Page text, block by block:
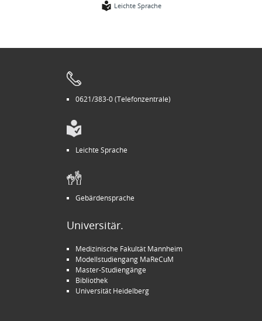
Leichte Sprache
0621/383-0 (Telefonzentrale)
Leichte Sprache
Gebärdensprache
Universitär.
Medizinische Fakultät Mannheim
Modellstudiengang MaReCuM
Master-Studiengänge
Bibliothek
Universität Heidelberg